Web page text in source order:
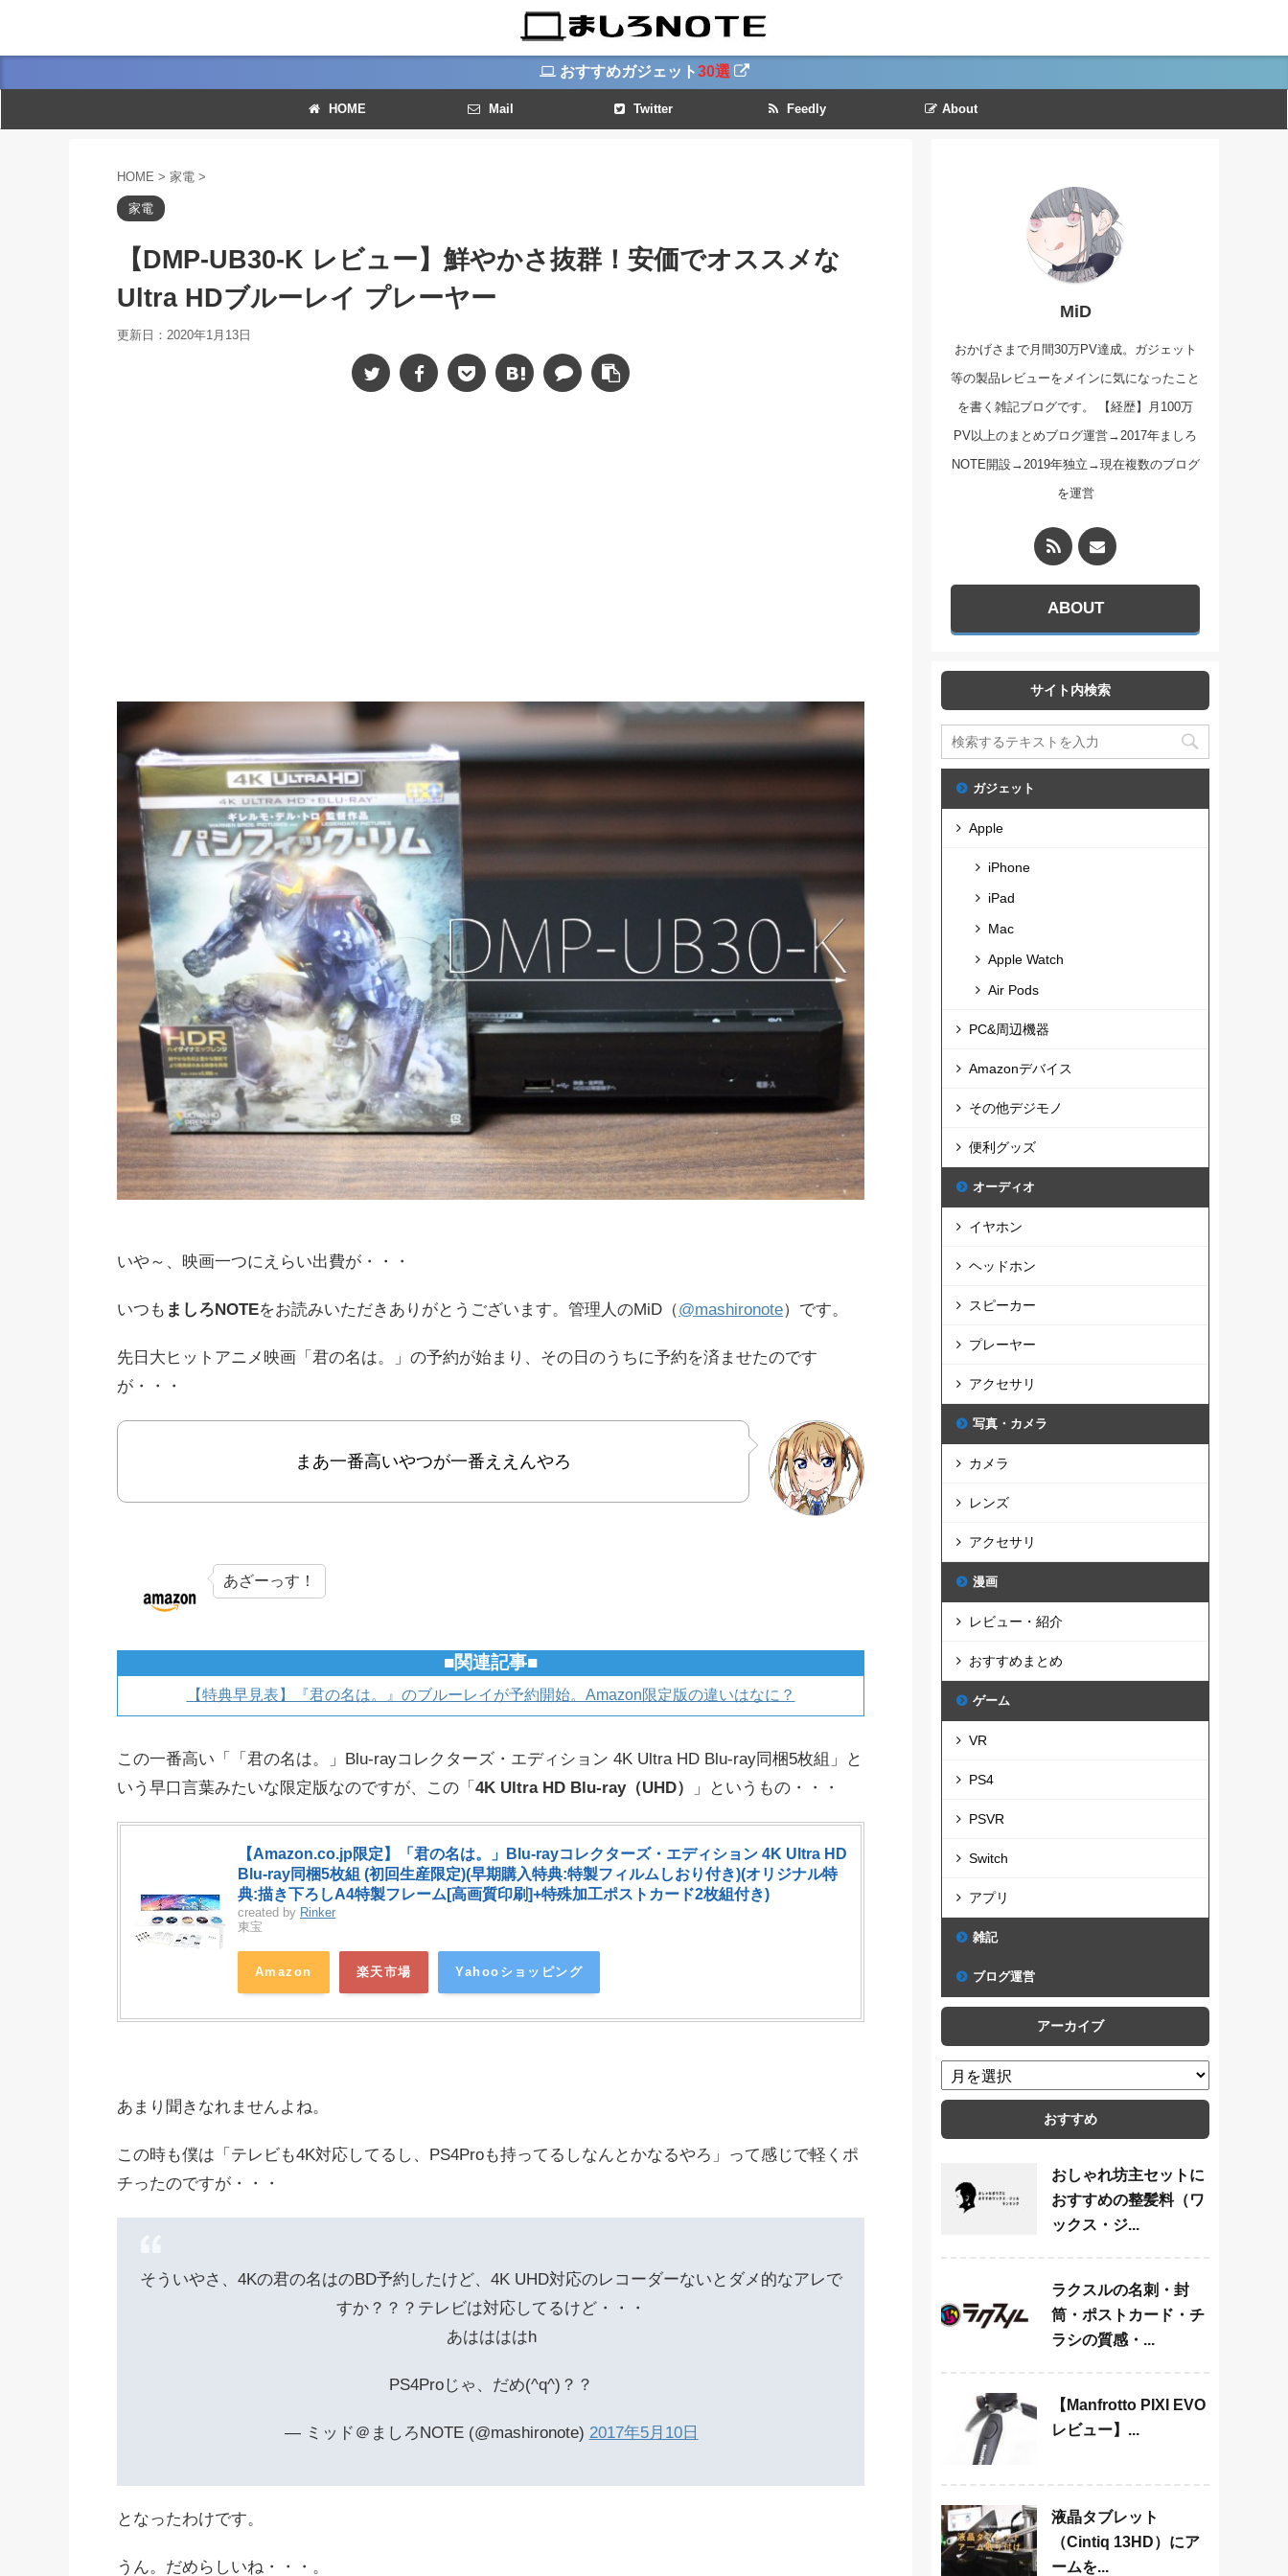
おすすめガジェット30選
HOME Mail Twitter Feedly About
HOME > 家電 >
家電
【DMP-UB30-K レビュー】鮮やかさ抜群！安価でオススメな
Ultra HDブルーレイ プレーヤー
更新日： 2020年1月13日
いや～、映画一つにえらい出費が・・・
いつも ましろNOTEをお読みいただきありがとうございます。管理人のMiD（@mashironote）です。
先日大ヒットアニメ映画「君の名は。」の予約が始まり、その日のうちに予約を済ませたのです
が・・・
まあ一番高いやつが一番ええんやろ
あざーっす！
■関連記事■
【特典早見表】『君の名は。』のブルーレイが予約開始。Amazon限定版の違いはなに？
この一番高い「「君の名は。」Blu-rayコレクターズ・エディション 4K Ultra HD Blu-ray同梱5枚組」と
いう早口言葉みたいな限定版なのですが、この「 4K Ultra HD Blu-ray（UHD） 」というもの・・・
【Amazon.co.jp限定】「君の名は。」Blu-rayコレクターズ・エディション 4K Ultra HD
Blu-ray同梱5枚組 (初回生産限定)(早期購入特典:特製フィルムしおり付き)(オリジナル特
典:描き下ろしA4特製フレーム[高画質印刷]+特殊加工ポストカード2枚組付き)
created by Rinker
東宝
Amazon 楽天市場 Yahooショッピング
あまり聞きなれませんよね。
この時も僕は「テレビも4K対応してるし、PS4Proも持ってるしなんとかなるやろ」って感じで軽くポ
チったのですが・・・
そういやさ、4Kの君の名はのBD予約したけど、4K UHD対応のレコーダーないとダメ的なアレで
すか？？？テレビは対応してるけど・・・
あははははh
PS4Proじゃ、だめ(^q^)？？
— ミッド＠ましろNOTE (@mashironote) 2017年5月10日
となったわけです。
うん。だめらしいね・・・。
MiD
おかげさまで月間30万PV達成。ガジェット
等の製品レビューをメインに気になったこと
を書く雑記ブログです。 【経歴】月100万
PV以上のまとめブログ運営→2017年ましろ
NOTE開設→2019年独立→現在複数のブログ
を運営
ABOUT
サイト内検索
ガジェット
Apple
iPhone
iPad
Mac
Apple Watch
Air Pods
PC&周辺機器
Amazonデバイス
その他デジモノ
便利グッズ
オーディオ
イヤホン
ヘッドホン
スピーカー
プレーヤー
アクセサリ
写真・カメラ
カメラ
レンズ
アクセサリ
漫画
レビュー・紹介
おすすめまとめ
ゲーム
VR
PS4
PSVR
Switch
アプリ
雑記
ブログ運営
アーカイブ
おすすめ
おしゃれ坊主セットに
おすすめの整髪料（ワ
ックス・ジ...
ラクスルの名刺・封
筒・ポストカード・チ
ラシの質感・...
【Manfrotto PIXI EVO
レビュー】...
液晶タブレット
（Cintiq 13HD）にア
ームを...